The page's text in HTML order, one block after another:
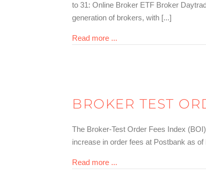
to 31: Online Broker ETF Broker
generation of brokers, with [...]
Read more ...
BROKER TEST
The Broker-Test Order Fees Index
increase in order fees at Postbank as
Read more ...